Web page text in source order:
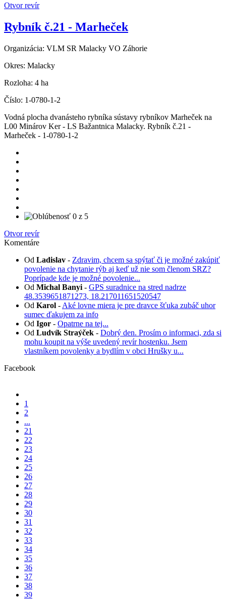
Otvor revír
Rybník č.21 - Marheček
Organizácia: VLM SR Malacky VO Záhorie
Okres: Malacky
Rozloha: 4 ha
Číslo: 1-0780-1-2
Vodná plocha dvanásteho rybníka sústavy rybníkov Marheček na
L00 Minárov Ker - LS Bažantnica Malacky. Rybník č.21 -
Marheček - 1-0780-1-2
Otvor revír
Komentáre
Od Ladislav - Zdravim, chcem sa spýtať či je možné zakúpiť
povolenie na chytanie rýb aj keď už nie som členom SRZ?
Poprípade kde je možné povolenie...
Od Michal Banyi - GPS suradnice na stred nadrze
48.3539651871273, 18.217011651520547
Od Karol - Aké lovne miera je pre dravce šťuka zubáč uhor
sumec ďakujem za info
Od Igor - Opatrne na tej...
Od Ludvík Straýček - Dobrý den. Prosím o informaci, zda si
mohu koupit na výše uvedený revír hostenku. Jsem
vlastníkem povolenky a bydlím v obci Hrušky u...
Facebook
1
2
...
21
22
23
24
25
26
27
28
29
30
31
32
33
34
35
36
37
38
39